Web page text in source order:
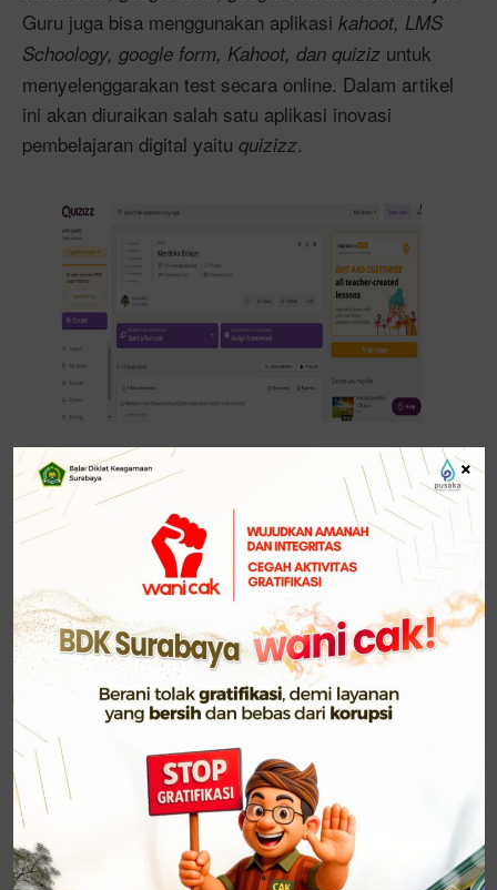
Guru juga bisa menggunakan aplikasi kahoot, LMS
Schoology, google form, Kahoot, dan quiziz untuk
menyelenggarakan test secara online. Dalam artikel
ini akan diuraikan salah satu aplikasi inovasi
pembelajaran digital yaitu quizizz.
Gambar 2. Tampilan Aplikasi
Quizizz
merupakan aplikasi interaktif untuk
mengevaluasi pemahaman siswa dalam dunia
pendidikan yang sifatnya naratif dan fleksibel, selain
itu bisa juga dimanfaatkan sebagai sarana
menyampaikan materi.Quizizzyang digunakan
sebagai media evaluasi pembelajaran dapat
berlangsung menarik dan menyenangkan. Kegiatan
pembelajaran dirumah melaluizoom meeting
tentu dapat dengan mudah menjadi kegiatan yang
membosankan bagi siswa. Sehingga, dengan
adanya kemudahan akses media pembelajaran
sekarang ini, Guru dapat menggunakan
dan
×